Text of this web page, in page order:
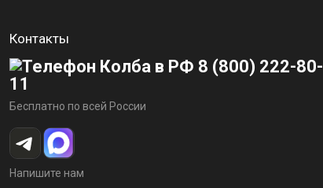
Контакты
8 (800) 222-80-
11
Бесплатно по всей России
Напишите нам